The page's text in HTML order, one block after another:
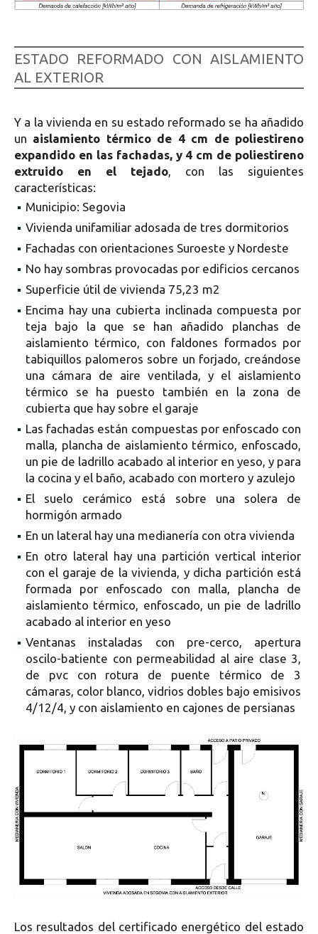
ESTADO REFORMADO CON AISLAMIENTO
AL EXTERIOR
Y a la vivienda en su estado reformado se ha añadido
un aislamiento térmico de 4 cm de poliestireno
expandido en las fachadas, y 4 cm de poliestireno
extruido en el tejado, con las siguientes
características:
▪ Municipio: Segovia
▪ Vivienda unifamiliar adosada de tres dormitorios
▪ Fachadas con orientaciones Suroeste y Nordeste
▪ No hay sombras provocadas por edificios cercanos
▪ Superficie útil de vivienda 75,23 m2
▪ Encima hay una cubierta inclinada compuesta por
teja bajo la que se han añadido planchas de
aislamiento térmico, con faldones formados por
tabiquillos palomeros sobre un forjado, creándose
una cámara de aire ventilada, y el aislamiento
térmico se ha puesto también en la zona de
cubierta que hay sobre el garaje
▪ Las fachadas están compuestas por enfoscado con
malla, plancha de aislamiento térmico, enfoscado,
un pie de ladrillo acabado al interior en yeso, y para
la cocina y el baño, acabado con mortero y azulejo
▪ El suelo cerámico está sobre una solera de
hormigón armado
▪ En un lateral hay una medianería con otra vivienda
▪ En otro lateral hay una partición vertical interior
con el garaje de la vivienda, y dicha partición está
formada por enfoscado con malla, plancha de
aislamiento térmico, enfoscado, un pie de ladrillo
acabado al interior en yeso
▪ Ventanas instaladas con pre-cerco, apertura
oscilo-batiente con permeabilidad al aire clase 3,
de pvc con rotura de puente térmico de 3
cámaras, color blanco, vidrios dobles bajo emisivos
4/12/4, y con aislamiento en cajones de persianas
Los resultados del certificado energético del estado